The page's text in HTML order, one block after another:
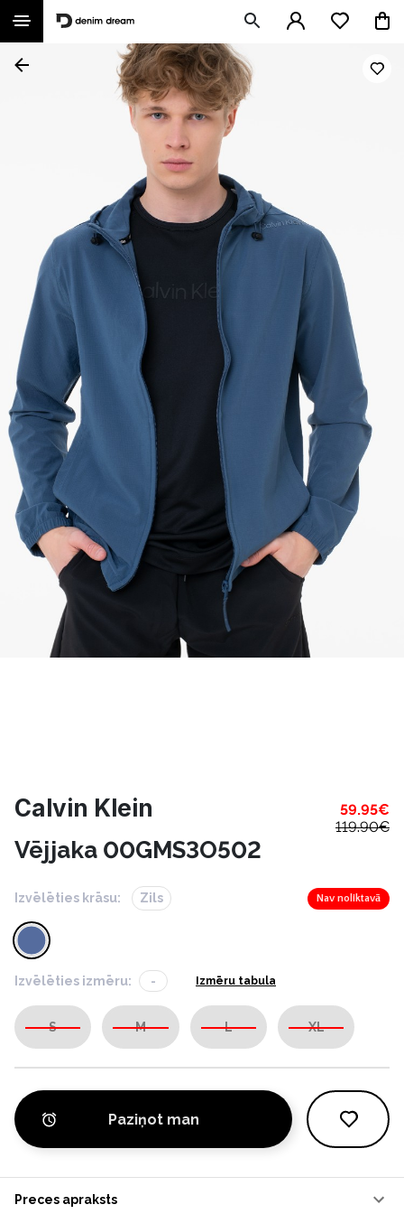
Calvin Klein 59.95€
119.90€
Vējjaka 00GMS3O502
Izvēlēties krāsu: Zils Nav noliktavā
Izvēlēties izmēru: - Izmēru tabula
S M L XL
Paziņot man
Preces apraksts